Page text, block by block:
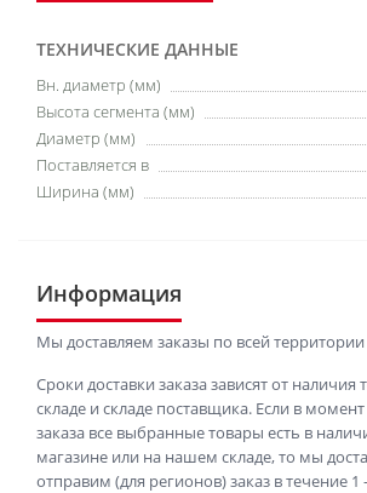
ТЕХНИЧЕСКИЕ ДАННЫЕ
Вн. диаметр (мм)
Высота сегмента (мм)
Диаметр (мм)
Поставляется в
Ширина (мм)
Информация
Мы доставляем заказы по всей
Сроки доставки заказа зависят от
складе и складе поставщика. Если в
заказа все выбранные товары есть в
магазине или на нашем складе, то мы
отправим (для регионов) заказ в течение 1